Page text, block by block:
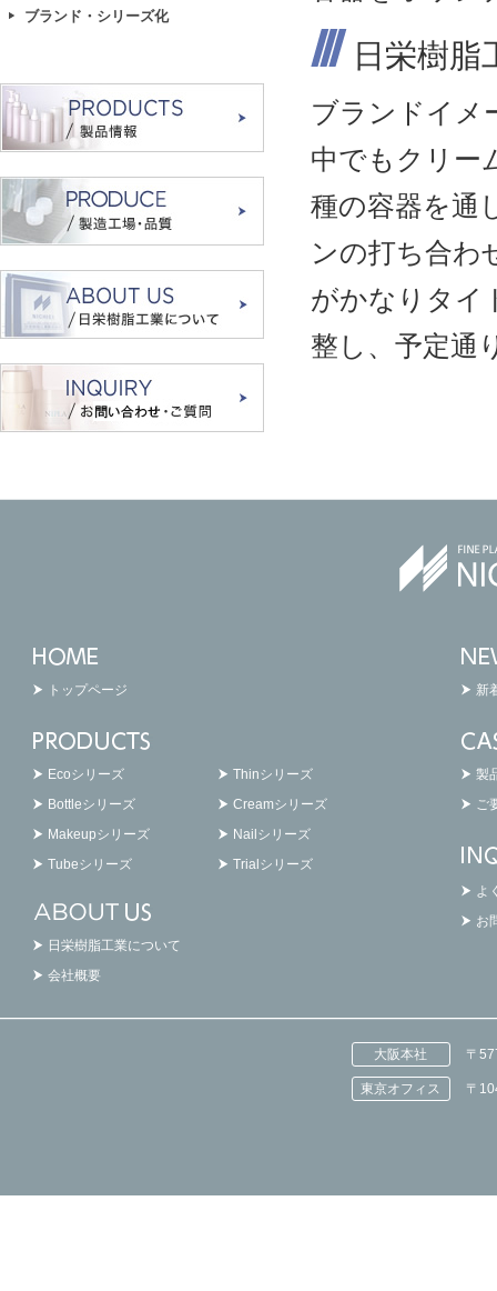
日栄樹脂
ブランドイメ
中でもクリー
種の容器を通
ンの打ち合わ
がかなりタイ
整し、予定通
ブランド・シリーズ化
トップページ
Ecoシリーズ
Thinシリーズ
Bottleシリーズ
Creamシリーズ
Makeupシリーズ
Nailシリーズ
Tubeシリーズ
Trialシリーズ
日栄樹脂工業について
会社概要
新
製
ご
よ
お
大阪本社 〒
東京オフィス 〒